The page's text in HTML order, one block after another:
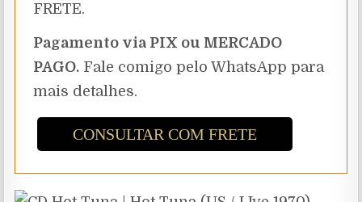
FRETE.
Pagamento via PIX ou MERCADO
PAGO. Fale comigo pelo WhatsApp para
mais detalhes.
CONSULTAR COM FRETE